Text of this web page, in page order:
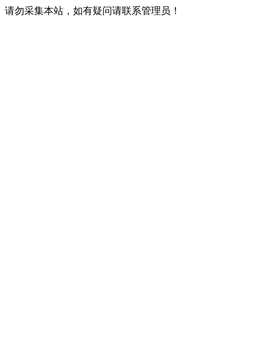
请勿采集本站，如有疑问请联系管理员！